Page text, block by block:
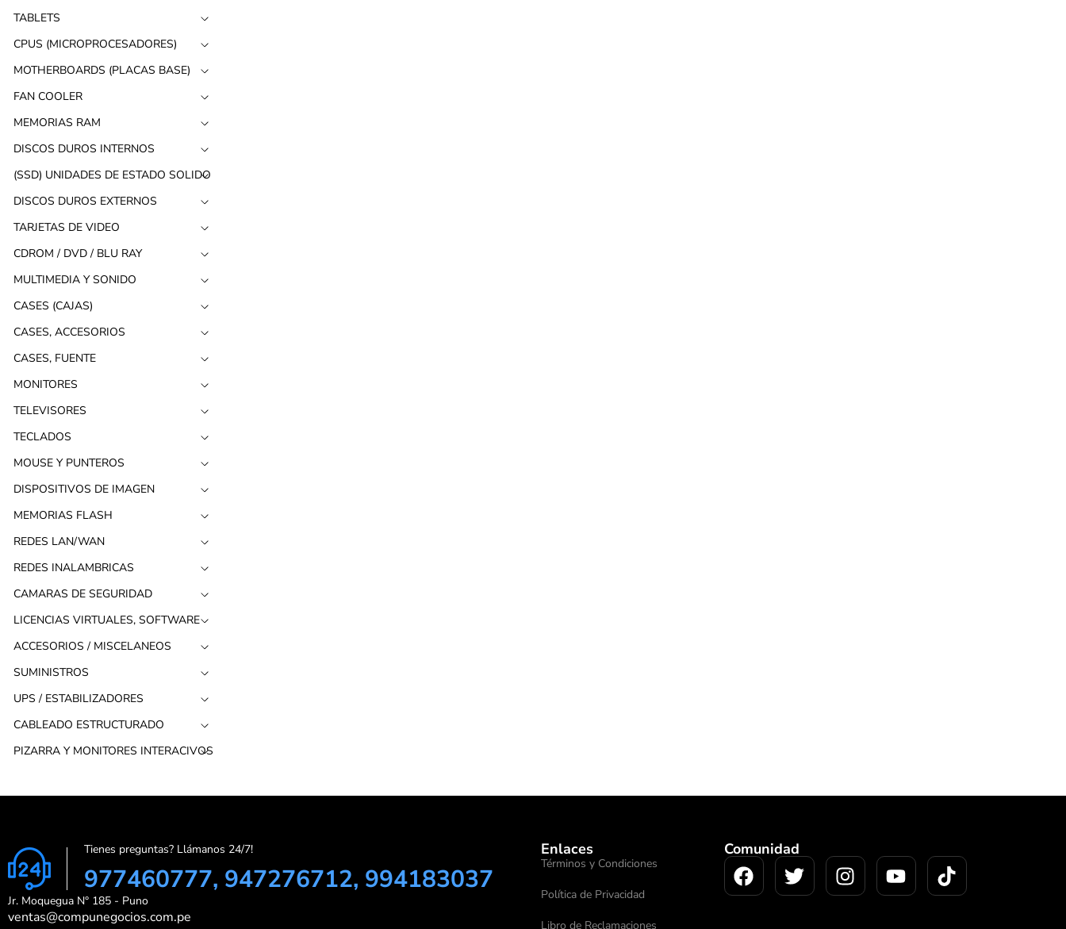
TABLETS
CPUS (MICROPROCESADORES)
MOTHERBOARDS (PLACAS BASE)
FAN COOLER
MEMORIAS RAM
DISCOS DUROS INTERNOS
(SSD) UNIDADES DE ESTADO SOLIDO
DISCOS DUROS EXTERNOS
TARJETAS DE VIDEO
CDROM / DVD / BLU RAY
MULTIMEDIA Y SONIDO
CASES (CAJAS)
CASES, ACCESORIOS
CASES, FUENTE
MONITORES
TELEVISORES
TECLADOS
MOUSE Y PUNTEROS
DISPOSITIVOS DE IMAGEN
MEMORIAS FLASH
REDES LAN/WAN
REDES INALAMBRICAS
CAMARAS DE SEGURIDAD
LICENCIAS VIRTUALES, SOFTWARE
ACCESORIOS / MISCELANEOS
SUMINISTROS
UPS / ESTABILIZADORES
CABLEADO ESTRUCTURADO
PIZARRA Y MONITORES INTERACIVOS
Tienes preguntas? Llámanos 24/7!
977460777, 947276712, 994183037
Jr. Moquegua N° 185 - Puno
ventas@compunegocios.com.pe
Enlaces
Términos y Condiciones
Política de Privacidad
Libro de Reclamaciones
Comunidad